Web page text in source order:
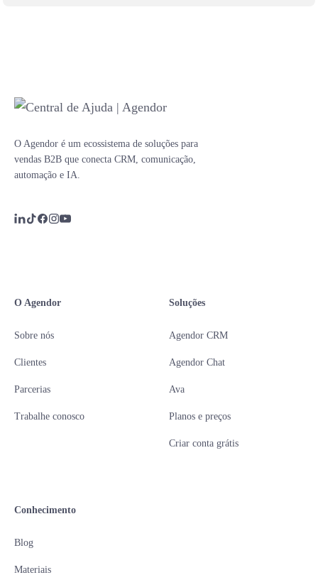
O Agendor é um ecossistema de soluções para
vendas B2B que conecta CRM, comunicação,
automação e IA.
O Agendor
Sobre nós
Clientes
Parcerias
Trabalhe conosco
Soluções
Agendor CRM
Agendor Chat
Ava
Planos e preços
Criar conta grátis
Conhecimento
Blog
Materiais